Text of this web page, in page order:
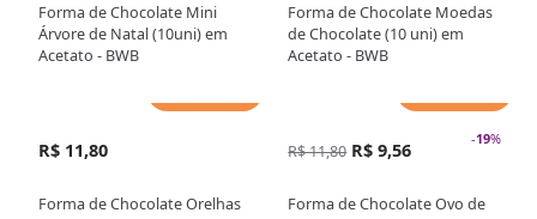
Forma de Chocolate Mini
Árvore de Natal (10uni) em
Acetato - BWB
Forma de Chocolate Moedas
de Chocolate (10 uni) em
Acetato - BWB
R$ 11,80
Forma de Chocolate Orelhas
-19%
R$ 11,80 R$ 9,56
Forma de Chocolate Ovo de